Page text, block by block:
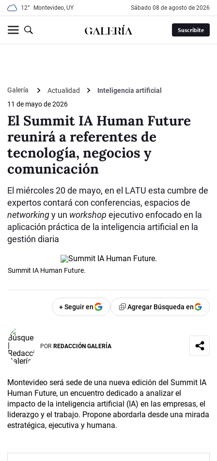
12° Montevideo, UY sábado 08 de agosto de 2026
Suscribite
Galería Actualidad
Inteligencia artificial
11 de mayo de 2026
El Summit IA Human Future
reunirá a referentes de
tecnología, negocios y
comunicación
El miércoles 20 de mayo, en el LATU esta cumbre de
expertos contará con conferencias, espacios de
networkingy un workshop ejecutivo enfocado en la
aplicación práctica de la inteligencia artificial en la
gestión diaria
Summit IA Human Future.
+ Seguir en Agregar Búsqueda en
POR REDACCIÓN GALERÍA
Montevideo será sede de una nueva edición del Summit IA
Human Future, un encuentro dedicado a analizar el
impacto de la inteligencia artificial (IA) en las empresas, el
liderazgo y el trabajo. Propone abordarla desde una mirada
estratégica, ejecutiva y humana.